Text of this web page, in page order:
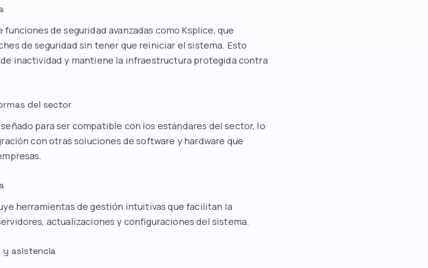
funciones de seguridad avanzadas como Ksplice, que
de seguridad sin tener que reiniciar el sistema. Esto
inactividad y mantiene la infraestructura protegida contra
del sector
para ser compatible con los estándares del sector, lo
con otras soluciones de software y hardware que
herramientas de gestión intuitivas que facilitan la
actualizaciones y configuraciones del sistema.
y asistencia